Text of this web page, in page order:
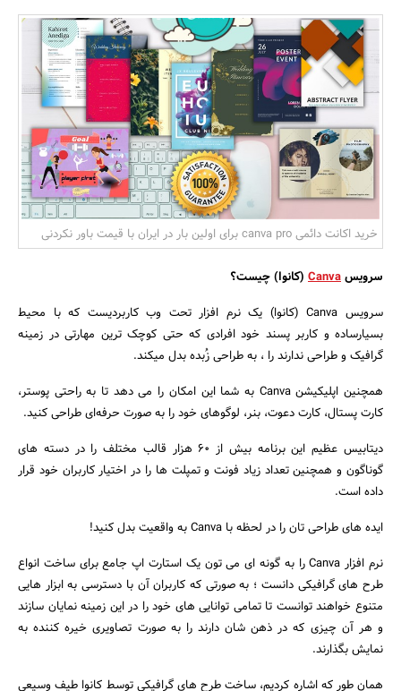
بانک، بیمه و سرمایه
مسکن و ساختمان
خرید اکانت دائمی canva pro برای اولین بار در ایران با قیمت باور نکردنی
سرویسCanva (کانوا) چیست؟
سرویس Canva (کانوا) یک نرم افزار تحت وب کاربردیست که با محیط
بسیارساده و کاربر پسند خود افرادی که حتی کوچک ترین مهارتی در زمینه
گرافیک و طراحی ندارند را ، به طراحی زُبده بدل میکند.
همچنین اپلیکیشن Canva به شما این امکان را می دهد تا به راحتی پوستر،
کارت پستال، کارت دعوت، بنر، لوگوهای خود را به صورت حرفه‌ای طراحی کنید.
دیتابیس عظیم این برنامه بیش از 60 هزار قالب مختلف را در دسته های
گوناگون و همچنین تعداد زیاد فونت و تمپلت ها را در اختیار کاربران خود قرار
داده است.
ایده های طراحی تان را در لحظه با Canva به واقعیت بدل کنید!
نرم افزار Canva را به گونه ای می تون یک استارت اپ جامع برای ساخت انواع
طرح های گرافیکی دانست ؛ به صورتی که کاربران آن با دسترسی به ابزار هایی
متنوع خواهند توانست تا تمامی توانایی های خود را در این زمینه نمایان سازند
و هر آن چیزی که در ذهن شان دارند را به صورت تصاویری خیره کننده به
نمایش بگذارند.
همان طور که اشاره کردیم، ساخت طرح های گرافیکی توسط کانوا طیف وسیعی